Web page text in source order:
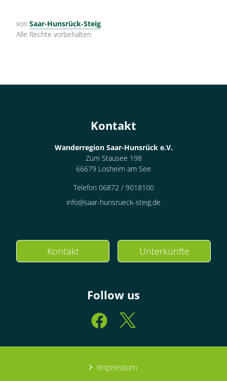
von Saar-Hunsrück-Steig
Alle Rechte vorbehalten
Kontakt
Wanderregion Saar-Hunsrück e.V.
Zum Stausee 198
66679 Losheim am See
Telefon 06872 / 9018100
info@saar-hunsrueck-steig.de
Kontakt Unterkünfte
Follow us
Impressum